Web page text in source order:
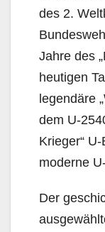
des 2.
Jahre des
heutigen
legendäre
dem U-
Krieger“
moderne
Der